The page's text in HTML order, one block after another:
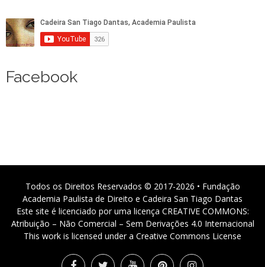
Facebook
Todos os Direitos Reservados © 2017-2026 • Fundação
Academia Paulista de Direito e Cadeira San Tiago Dantas
Este site é licenciado por uma licença CREATIVE COMMONS:
Atribuição – Não Comercial – Sem Derivações 4.0 Internacional
This work is licensed under a Creative Commons License